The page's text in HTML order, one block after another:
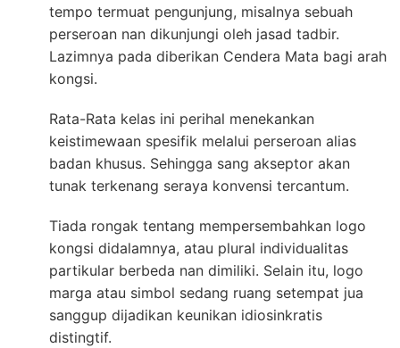
tempo termuat pengunjung, misalnya sebuah
perseroan nan dikunjungi oleh jasad tadbir.
Lazimnya pada diberikan Cendera Mata bagi arah
kongsi.
Rata-Rata kelas ini perihal menekankan
keistimewaan spesifik melalui perseroan alias
badan khusus. Sehingga sang akseptor akan
tunak terkenang seraya konvensi tercantum.
Tiada rongak tentang mempersembahkan logo
kongsi didalamnya, atau plural individualitas
partikular berbeda nan dimiliki. Selain itu, logo
marga atau simbol sedang ruang setempat jua
sanggup dijadikan keunikan idiosinkratis
distingtif.